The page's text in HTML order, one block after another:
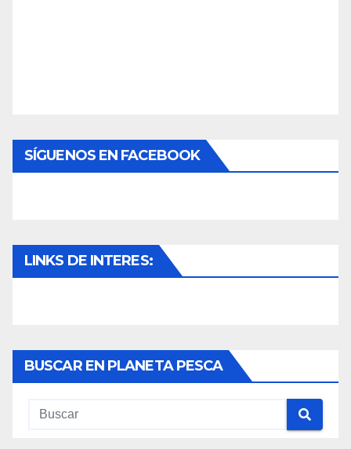
SÍGUENOS EN FACEBOOK
LINKS DE INTERES:
BUSCAR EN PLANETA PESCA